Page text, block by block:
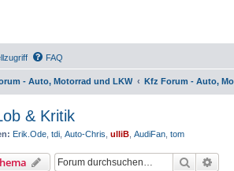
FAQ
- Auto, Motorrad und LKW Kfz Forum - Auto,
& Kritik
Erik.Ode tdi Auto-Chris ulliB AudiFan tom
Suche